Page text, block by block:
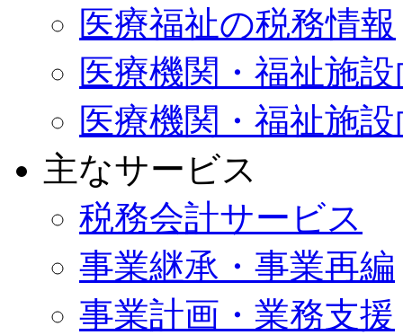
医療福祉の税務情報
医療機関・福祉施
医療機関・福祉施
主なサービス
税務会計サービス
事業継承・事業再編
事業計画・業務支援